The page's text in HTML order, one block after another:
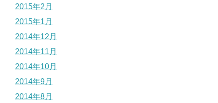
2015年2月
2015年1月
2014年12月
2014年11月
2014年10月
2014年9月
2014年8月